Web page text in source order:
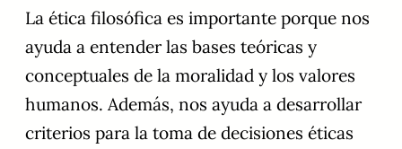
La ética filosófica es importante porque nos
ayuda a entender las bases teóricas y
conceptuales de la moralidad y los valores
humanos. Además, nos ayuda a desarrollar
criterios para la toma de decisiones éticas